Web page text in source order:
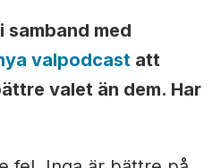
samband med
valpodcast att
valet än dem. Har